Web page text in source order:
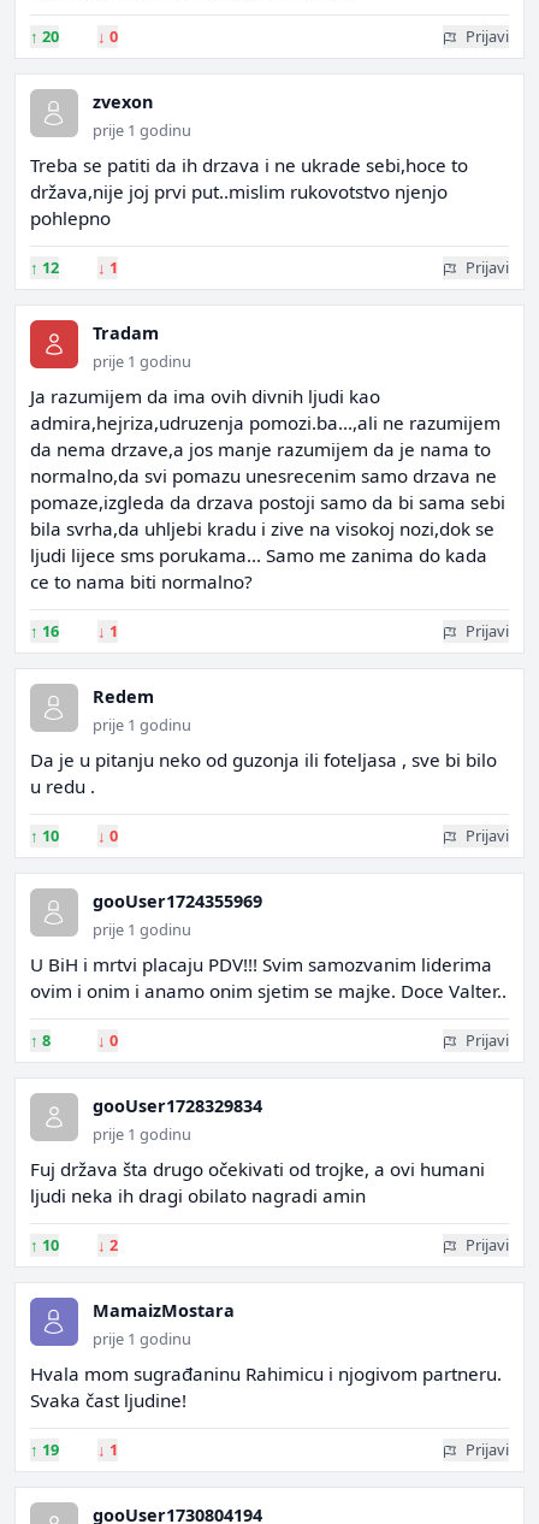
↑ 20 ↓ 0 Prijavi
zvexon
prije 1 godinu
Treba se patiti da ih drzava i ne ukrade sebi,hoce to
država,nije joj prvi put..mislim rukovotstvo njenjo
pohlepno
↑ 12 ↓ 1 Prijavi
Tradam
prije 1 godinu
Ja razumijem da ima ovih divnih ljudi kao
admira,hejriza,udruzenja pomozi.ba...,ali ne razumijem
da nema drzave,a jos manje razumijem da je nama to
normalno,da svi pomazu unesrecenim samo drzava ne
pomaze,izgleda da drzava postoji samo da bi sama sebi
bila svrha,da uhljebi kradu i zive na visokoj nozi,dok se
ljudi lijece sms porukama... Samo me zanima do kada
ce to nama biti normalno?
↑ 16 ↓ 1 Prijavi
Redem
prije 1 godinu
Da je u pitanju neko od guzonja ili foteljasa , sve bi bilo
u redu .
↑ 10 ↓ 0 Prijavi
gooUser1724355969
prije 1 godinu
U BiH i mrtvi placaju PDV!!! Svim samozvanim liderima
ovim i onim i anamo onim sjetim se majke. Doce Valter..
↑ 8 ↓ 0 Prijavi
gooUser1728329834
prije 1 godinu
Fuj država šta drugo očekivati od trojke, a ovi humani
ljudi neka ih dragi obilato nagradi amin
↑ 10 ↓ 2 Prijavi
MamaizMostara
prije 1 godinu
Hvala mom sugrađaninu Rahimicu i njogivom partneru.
Svaka čast ljudine!
↑ 19 ↓ 1 Prijavi
gooUser1730804194